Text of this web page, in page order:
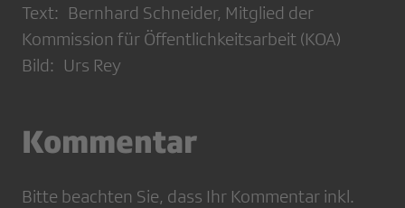
Text: Bernhard Schneider, Mitglied der
Kommission für Öffentlichkeitsarbeit (KOA)
Bild: Urs Rey
Kommentar
Bitte beachten Sie, dass Ihr Kommentar inkl.